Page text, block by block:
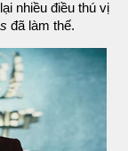
nhiều điều thú vị
đã làm thế.